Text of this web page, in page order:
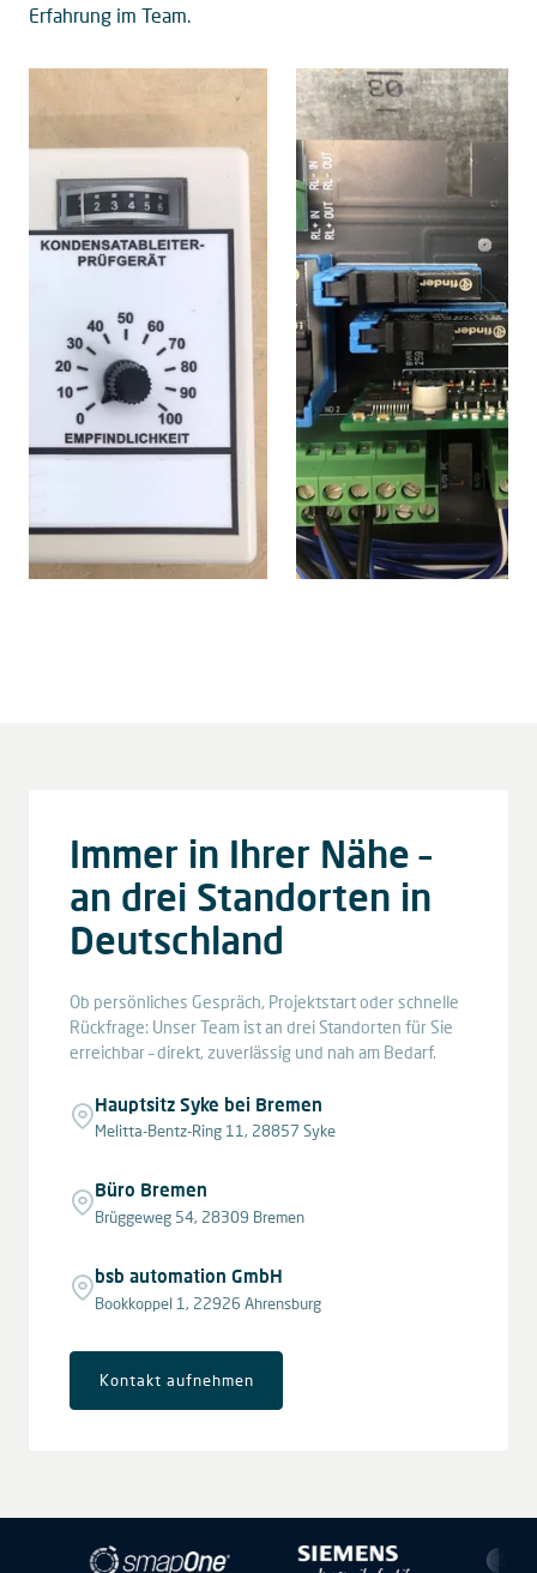
Erfahrung im Team.
Immer in Ihrer Nähe –
an drei Standorten in
Deutschland
Ob persönliches Gespräch, Projektstart oder schnelle
Rückfrage: Unser Team ist an drei Standorten für Sie
erreichbar – direkt, zuverlässig und nah am Bedarf.
Hauptsitz Syke bei Bremen
Melitta-Bentz-Ring 11, 28857 Syke
Büro Bremen
Brüggeweg 54, 28309 Bremen
bsb automation GmbH
Bookkoppel 1, 22926 Ahrensburg
Kontakt aufnehmen
−